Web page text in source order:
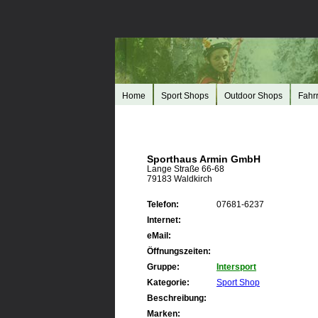
Home Sport Shops Outdoor Shops
Sporthaus Armin GmbH
Lange Straße 66-68
79183 Waldkirch
Telefon:
07681-6237
Internet:
eMail:
Öffnungszeiten:
Gruppe:
Intersport
Kategorie:
Sport Shop
Beschreibung:
Marken: